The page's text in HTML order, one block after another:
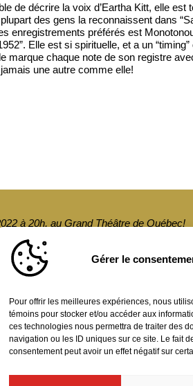
Gérer le
Pour offrir les meilleures expériences, nous
témoins pour stocker et/ou accéder aux
ces technologies nous permettra de traiter des
navigation ou les ID uniques sur ce site. Le fait
consentement peut avoir un effet négatif sur
de décrire la voix d’Eartha Kitt, elle est
des gens la reconnaissent dans
enregistrements préférés est
Elle est si spirituelle, et a un
marque chaque note de son registre
une autre comme elle!
à 20h, au Grand Théâtre de Québec!